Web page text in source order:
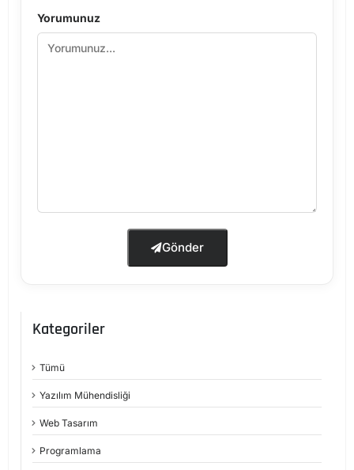
Yorumunuz
Gönder
Kategoriler
Tümü
Yazılım Mühendisliği
Web Tasarım
Programlama